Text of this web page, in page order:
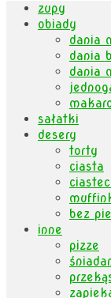
zupy
obiady
dania
dania
dania
sałatki
desery
torty
ciasta
bez
inne
pizze